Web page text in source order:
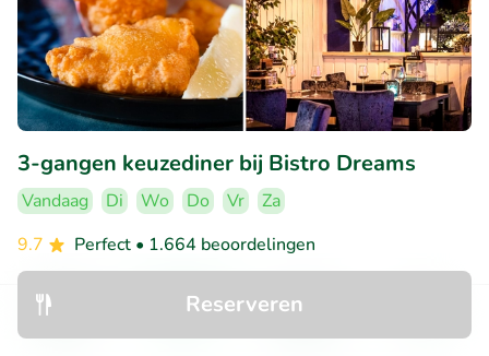
Reserveren
3-gangen keuzediner bij Bistro Dreams
Vandaag Di Wo Do Vr
Za
9.7
Perfect • 1.664 beoordelingen
Bistro Dreams
Enschede (11km)